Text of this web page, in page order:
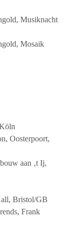
Musiknacht
Mosaik
Oosterpoort,
aan ‚t Ij,
Bristol/GB
Frank